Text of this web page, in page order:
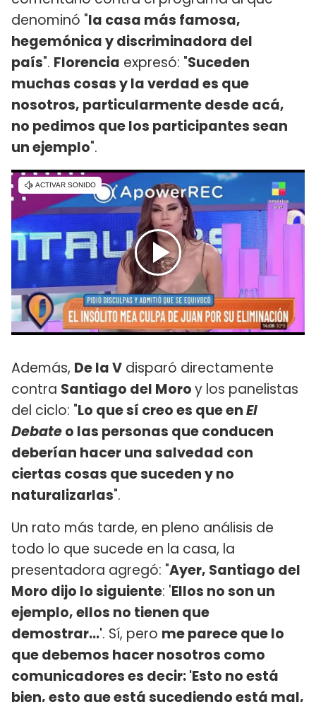
denominó "la casa más famosa,
hegemónica y discriminadora del
país". Florencia expresó: "Suceden
muchas cosas y la verdad es que
nosotros, particularmente desde acá,
no pedimos que los participantes sean
un ejemplo".
Además, De la V disparó directamente
contra Santiago del Moroy los panelistas
del ciclo: "Lo que sí creo es que enEl
Debateo las personas que conducen
deberían hacer una salvedad con
ciertas cosas que suceden y no
naturalizarlas".
Un rato más tarde, en pleno análisis de
todo lo que sucede en la casa, la
presentadora agregó: "Ayer, Santiago del
Moro dijo lo siguiente: 'Ellos no son un
ejemplo, ellos no tienen que
demostrar...'. Sí, pero me parece que lo
que debemos hacer nosotros como
comunicadores es decir: 'Esto no está
bien, esto que está sucediendo está mal,